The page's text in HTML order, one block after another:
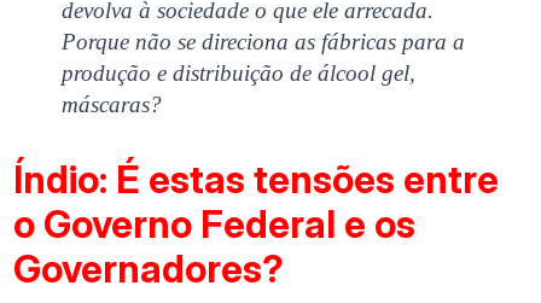
devolva à sociedade o que ele arrecada.
Porque não se direciona as fábricas para a
produção e distribuição de álcool gel,
máscaras?
Índio: É estas tensões entre
o Governo Federal e os
Governadores?